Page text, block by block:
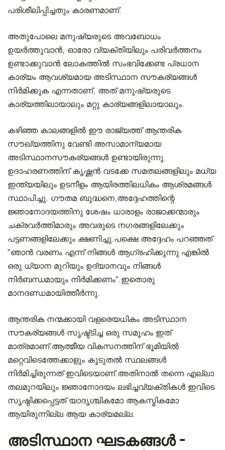
പരിശീലിപ്പിച്ചതും കാരണമാണ്.
അതുപോലെ മനുഷ്യരുടെ അവബോധം
ഉയർത്തുവാന്‍, ഓരോ വ്യക്തിയിലും പരിവർത്തനം
ഉണ്ടാക്കുവാന്‍ ലോകത്തിൽ സംഭവിക്കേണ്ട പ്രധാന
കാര്യം ആവശ്യമായ അടിസ്ഥാന സൗകര്യങ്ങൾ
നിർമിക്കുക എന്നതാണ്, അത് മനുഷ്യരുടെ
കാര്യത്തിലായാലും മറ്റു കാര്യങ്ങളിലായാലും.
കഴിഞ്ഞ കാലങ്ങളിൽ ഈ രാജ്യത്ത് ആന്തരിക
സൗഖ്യത്തിനു വേണ്ടി അസാമാന്യമായ
അടിസ്ഥാനസൗകര്യങ്ങൾ ഉണ്ടായിരുന്നു.
ഉദാഹരണത്തിന് കൃഷ്ണൻ വടക്കേ സമതലങ്ങളിലും മധ്യ
ഇന്ത്യയിലും ഉടനീളം ആയിരത്തിലധികം ആശ്രമങ്ങൾ
സ്ഥാപിച്ചു. ഗൗതമ ബുദ്ധനെ,അദ്ദേഹത്തിന്റെ
ജ്ഞാനോദയത്തിനു ശേഷം ധാരാളം രാജാക്കന്മാരും
ചക്രവർത്തിമാരും അവരുടെ നഗരങ്ങളിലേക്കും
പട്ടണങ്ങളിലേക്കും ക്ഷണിച്ചു.പക്ഷെ അദ്ദേഹം പറഞ്ഞത്
"ഞാൻ വരണം എന്ന് നിങ്ങൾ ആഗ്രഹിക്കുന്നു എങ്കിൽ
ഒരു ധ്യാന മുറിയും ഉദ്യാനവും നിങ്ങൾ
നിർബന്ധമായും നിർമിക്കണം".ഇതൊരു
മാനദണ്ഡമായിത്തീർന്നു.
ആന്തരിക നന്മക്കായി വളരെയധികം അടിസ്ഥാന
സൗകര്യങ്ങൾ സൃഷ്ട്ടിച്ച ഒരു സമൂഹം ഇത്
മാത്രമാണ്.ആത്മീയ വികസനത്തിന് ഭൂമിയിൽ
മറ്റെവിടെത്തേക്കാളും കൂടുതൽ സ്ഥലങ്ങൾ
നിർമിച്ചിരുന്നത് ഇവിടെയാണ്.അതിനാൽ തന്നെ എല്ലാ
തലമുറയിലും ജ്ഞാനോദയം ലഭിച്ചവ്യക്തികൾ ഇവിടെ
സൃഷ്ഠിക്കപ്പെട്ടത് യാദൃശ്ചികമോ ആകസ്മികമോ
ആയിരുന്നില്ല ആയ കാര്യമല്ല.
അടിസ്ഥാന ഘടകങ്ങൾ -